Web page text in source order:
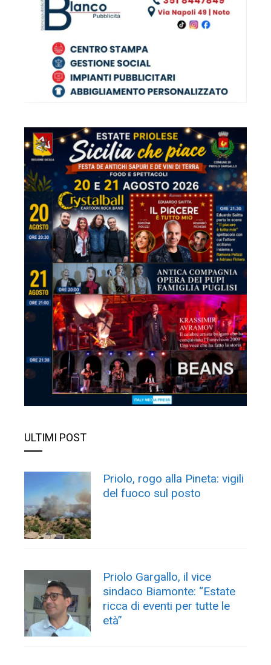
ULTIMI POST
Priolo, rogo alla Pineta: vigili
del fuoco sul posto
Priolo Gargallo, il vice
sindaco Biamonte: “Estate
ricca di eventi per tutte le
età”